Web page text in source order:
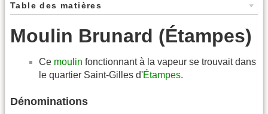
Table des matières
Moulin Brunard (Étampes)
Ce moulin fonctionnant à la vapeur se trouvait dans
le quartier Saint-Gilles d'Étampes.
Dénominations